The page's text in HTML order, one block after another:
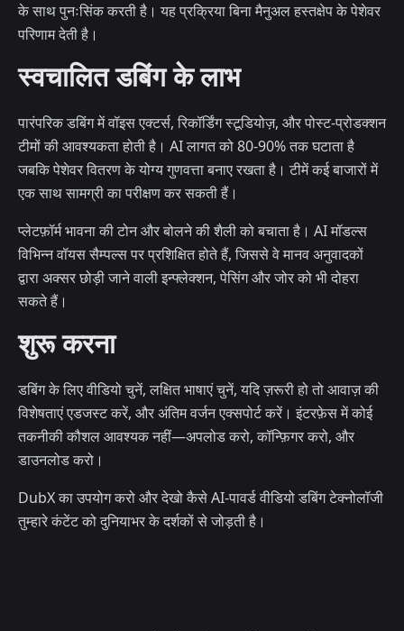
के साथ पुनःसिंक करती है। यह प्रक्रिया बिना मैनुअल हस्तक्षेप के पेशेवर
परिणाम देती है।
स्वचालित डबिंग के लाभ
पारंपरिक डबिंग में वॉइस एक्टर्स, रिकॉर्डिंग स्टूडियोज़, और पोस्ट-प्रोडक्शन
टीमों की आवश्यकता होती है। AI लागत को 80-90% तक घटाता है
जबकि पेशेवर वितरण के योग्य गुणवत्ता बनाए रखता है। टीमें कई बाजारों में
एक साथ सामग्री का परीक्षण कर सकती हैं।
प्लेटफ़ॉर्म भावना की टोन और बोलने की शैली को बचाता है। AI मॉडल्स
विभिन्न वॉयस सैम्पल्स पर प्रशिक्षित होते हैं, जिससे वे मानव अनुवादकों
द्वारा अक्सर छोड़ी जाने वाली इन्फ्लेक्शन, पेसिंग और जोर को भी दोहरा
सकते हैं।
शुरू करना
डबिंग के लिए वीडियो चुनें, लक्षित भाषाएं चुनें, यदि ज़रूरी हो तो आवाज़ की
विशेषताएं एडजस्ट करें, और अंतिम वर्जन एक्सपोर्ट करें। इंटरफ़ेस में कोई
तकनीकी कौशल आवश्यक नहीं—अपलोड करो, कॉन्फ़िगर करो, और
डाउनलोड करो।
DubX का उपयोग करो और देखो कैसे AI-पावर्ड वीडियो डबिंग टेक्नोलॉजी
तुम्हारे कंटेंट को दुनियाभर के दर्शकों से जोड़ती है।